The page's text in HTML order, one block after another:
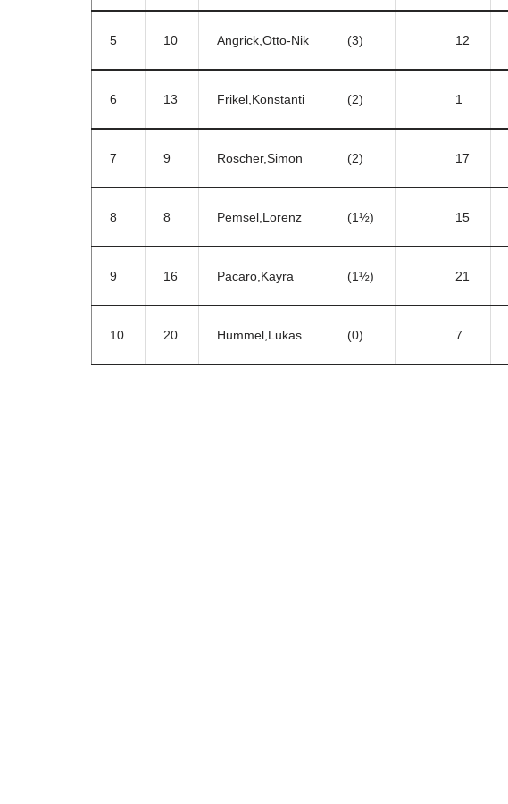
5 10 Angrick,Otto-Nik (3) 12
6 13 Frikel,Konstanti (2) 1
7 9 Roscher,Simon (2) 17
8 8 Pemsel,Lorenz (1½) 15
9 16 Pacaro,Kayra (1½) 21
10 20 Hummel,Lukas (0) 7